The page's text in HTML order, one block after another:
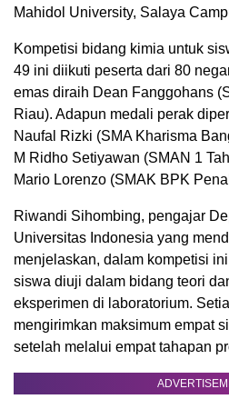
Mahidol University, Salaya
Kompetisi bidang kimia untuk
49 ini diikuti peserta dari 80
emas diraih Dean Fanggohans
Riau). Adapun medali perak
Naufal Rizki (SMA Kharisma
M Ridho Setiyawan (SMAN 1
Mario Lorenzo (SMAK BPK
Riwandi Sihombing, pengajar
Universitas Indonesia yang
menjelaskan, dalam kompetisi
siswa diuji dalam bidang teori
eksperimen di laboratorium.
mengirimkan maksimum empat
setelah melalui empat tahapan